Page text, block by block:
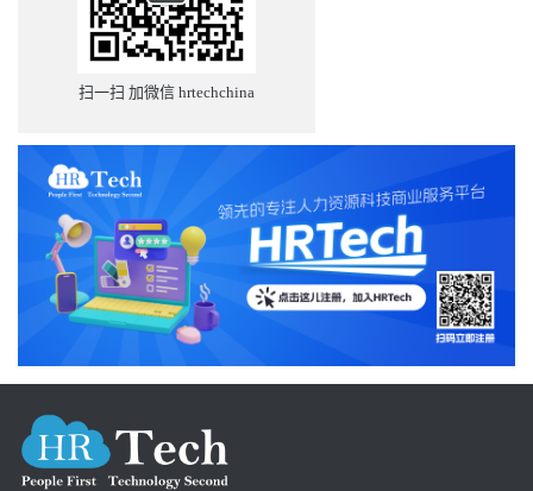
扫一扫 加微信 hrtechchina